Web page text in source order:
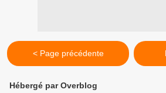
< Page précédente
Hébergé par Overblog